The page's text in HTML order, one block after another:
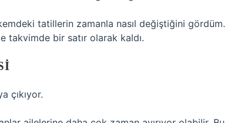
tatillerin zamanla nasıl değiştiğini gördüm.
takvimde bir satır olarak kaldı.
çıkıyor.